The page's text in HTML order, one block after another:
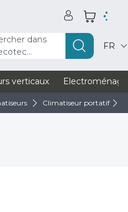
dans
FR
verticaux
Climatiseur portatif